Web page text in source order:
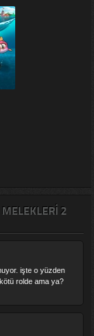
2
işte o yüzden
rolde ama ya?